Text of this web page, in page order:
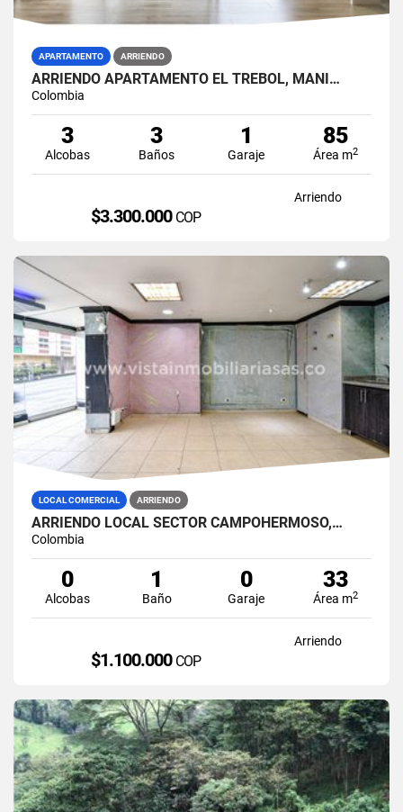
APARTAMENTO ARRIENDO
ARRIENDO APARTAMENTO EL TREBOL, MANI…
Colombia
3
Alcobas
3
Baños
1
Garaje
85
Área m2
Arriendo
$3.300.000 COP
LOCAL COMERCIAL ARRIENDO
ARRIENDO LOCAL SECTOR CAMPOHERMOSO,…
Colombia
0
Alcobas
1
Baño
0
Garaje
33
Área m2
Arriendo
$1.100.000 COP